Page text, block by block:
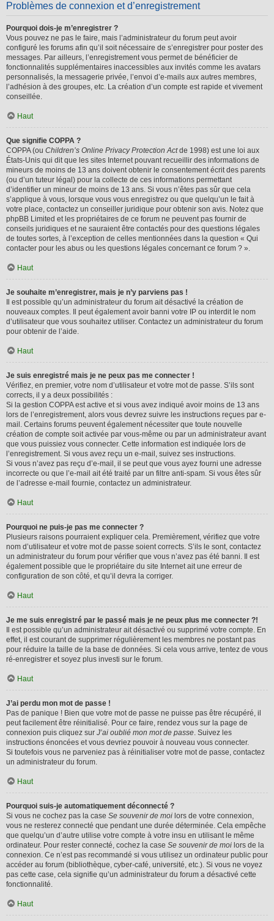
Problèmes de connexion et d’enregistrement
Pourquoi dois-je m’enregistrer ?
Vous pouvez ne pas le faire, mais l’administrateur du forum peut avoir
configuré les forums afin qu’il soit nécessaire de s’enregistrer pour poster des
messages. Par ailleurs, l’enregistrement vous permet de bénéficier de
fonctionnalités supplémentaires inaccessibles aux invités comme les avatars
personnalisés, la messagerie privée, l’envoi d’e-mails aux autres membres,
l’adhésion à des groupes, etc. La création d’un compte est rapide et vivement
conseillée.
Haut
Que signifie COPPA ?
COPPA (ou Children’s Online Privacy Protection Actde 1998) est une loi aux
États-Unis qui dit que les sites Internet pouvant recueillir des informations de
mineurs de moins de 13 ans doivent obtenir le consentement écrit des parents
(ou d’un tuteur légal) pour la collecte de ces informations permettant
d’identifier un mineur de moins de 13 ans. Si vous n’êtes pas sûr que cela
s’applique à vous, lorsque vous vous enregistrez ou que quelqu’un le fait à
votre place, contactez un conseiller juridique pour obtenir son avis. Notez que
phpBB Limited et les propriétaires de ce forum ne peuvent pas fournir de
conseils juridiques et ne sauraient être contactés pour des questions légales
de toutes sortes, à l’exception de celles mentionnées dans la question « Qui
contacter pour les abus ou les questions légales concernant ce forum ? ».
Haut
Je souhaite m’enregistrer, mais je n’y parviens pas !
Il est possible qu’un administrateur du forum ait désactivé la création de
nouveaux comptes. Il peut également avoir banni votre IP ou interdit le nom
d’utilisateur que vous souhaitez utiliser. Contactez un administrateur du forum
pour obtenir de l’aide.
Haut
Je suis enregistré mais je ne peux pas me connecter !
Vérifiez, en premier, votre nom d’utilisateur et votre mot de passe. S’ils sont
corrects, il y a deux possibilités :
Si la gestion COPPA est active et si vous avez indiqué avoir moins de 13 ans
lors de l’enregistrement, alors vous devrez suivre les instructions reçues par e-
mail. Certains forums peuvent également nécessiter que toute nouvelle
création de compte soit activée par vous-même ou par un administrateur avant
que vous puissiez vous connecter. Cette information est indiquée lors de
l’enregistrement. Si vous avez reçu un e-mail, suivez ses instructions.
Si vous n’avez pas reçu d’e-mail, il se peut que vous ayez fourni une adresse
incorrecte ou que l’e-mail ait été traité par un filtre anti-spam. Si vous êtes sûr
de l’adresse e-mail fournie, contactez un administrateur.
Haut
Pourquoi ne puis-je pas me connecter ?
Plusieurs raisons pourraient expliquer cela. Premièrement, vérifiez que votre
nom d’utilisateur et votre mot de passe soient corrects. S’ils le sont, contactez
un administrateur du forum pour vérifier que vous n’avez pas été banni. Il est
également possible que le propriétaire du site Internet ait une erreur de
configuration de son côté, et qu’il devra la corriger.
Haut
Je me suis enregistré par le passé mais je ne peux plus me connecter ?!
Il est possible qu’un administrateur ait désactivé ou supprimé votre compte. En
effet, il est courant de supprimer régulièrement les membres ne postant pas
pour réduire la taille de la base de données. Si cela vous arrive, tentez de vous
ré-enregistrer et soyez plus investi sur le forum.
Haut
J’ai perdu mon mot de passe !
Pas de panique ! Bien que votre mot de passe ne puisse pas être récupéré, il
peut facilement être réinitialisé. Pour ce faire, rendez vous sur la page de
connexion puis cliquez sur J’ai oublié mon mot de passe. Suivez les
instructions énoncées et vous devriez pouvoir à nouveau vous connecter.
Si toutefois vous ne parveniez pas à réinitialiser votre mot de passe, contactez
un administrateur du forum.
Haut
Pourquoi suis-je automatiquement déconnecté ?
Si vous ne cochez pas la case Se souvenir de moi lors de votre connexion,
vous ne resterez connecté que pendant une durée déterminée. Cela empêche
que quelqu’un d’autre utilise votre compte à votre insu en utilisant le même
ordinateur. Pour rester connecté, cochez la case Se souvenir de moi lors de la
connexion. Ce n’est pas recommandé si vous utilisez un ordinateur public pour
accéder au forum (bibliothèque, cyber-café, université, etc.). Si vous ne voyez
pas cette case, cela signifie qu’un administrateur du forum a désactivé cette
fonctionnalité.
Haut